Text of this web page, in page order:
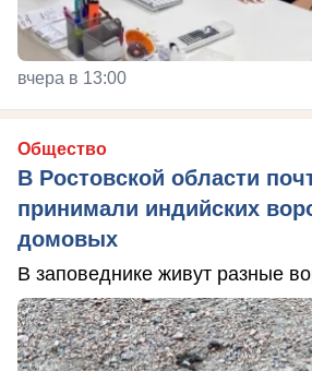
вчера в 13:00
Общество
В Ростовской области
принимали индийских
домовых
В заповеднике живут разные